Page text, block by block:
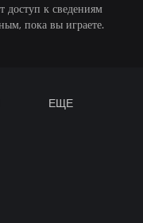
доступ к сведениям
пока вы играете.
ЕЩЕ